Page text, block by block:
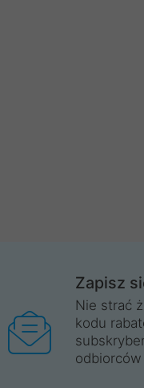
Zapisz
Nie strać
kodu